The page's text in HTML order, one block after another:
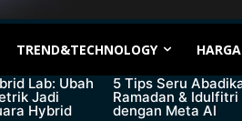
TREND&TECHNOLOGY
Lab: Ubah
Jadi
Hybrid
5 Tips Seru
Ramadan & Idulfitri
dengan Meta AI